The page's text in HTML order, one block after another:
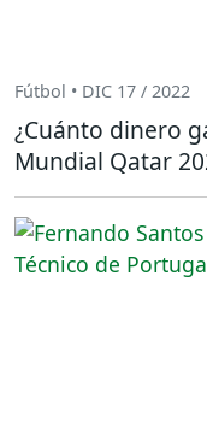
Fútbol • DIC 17 / 2022
¿Cuánto dinero
Mundial Qatar